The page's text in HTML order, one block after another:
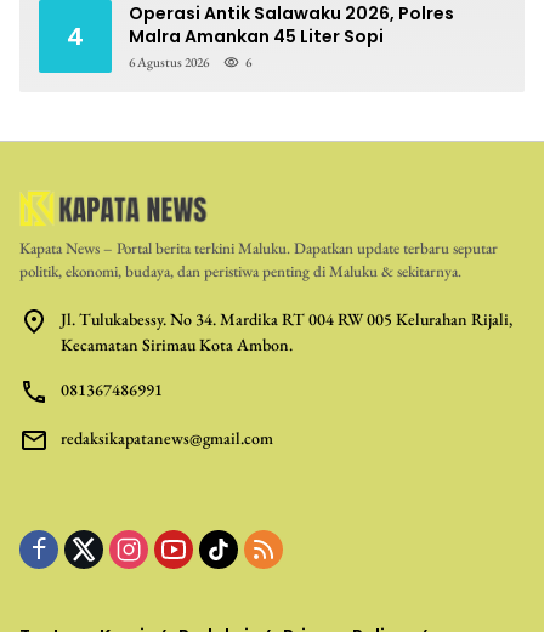
4
Operasi Antik Salawaku 2026, Polres
Malra Amankan 45 Liter Sopi
6 Agustus 2026 6
Kapata News – Portal berita terkini Maluku. Dapatkan update terbaru seputar
politik, ekonomi, budaya, dan peristiwa penting di Maluku & sekitarnya.
Jl. Tulukabessy. No 34. Mardika RT 004 RW 005 Kelurahan Rijali,
Kecamatan Sirimau Kota Ambon.
081367486991
redaksikapatanews@gmail.com